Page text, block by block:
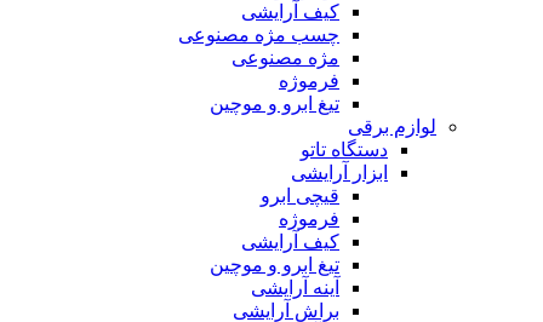
کیف آرایشی
چسب مژه مصنوعی
مژه مصنوعی
فرموژه
تیغ ابرو و موچین
لوازم برقی
دستگاه تاتو
ابزار آرایشی
قیچی ابرو
فرموژه
کیف آرایشی
تیغ ابرو و موچین
آینه آرایشی
براش آرایشی